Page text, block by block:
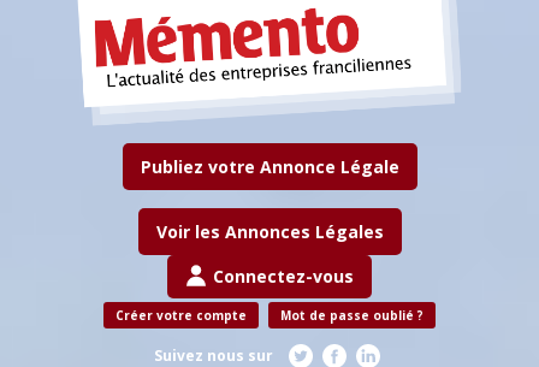
Publiez votre Annonce Légale
Voir les Annonces Légales
Connectez-vous
Créer votre compte Mot de passe oublié ?
Suivez nous sur